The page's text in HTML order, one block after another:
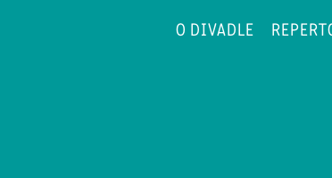
O DIVADLE